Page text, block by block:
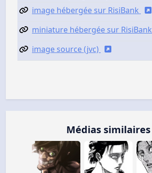
image hébergée sur RisiBank
miniature hébergée sur RisiBank
image source (jvc)
Médias similaires